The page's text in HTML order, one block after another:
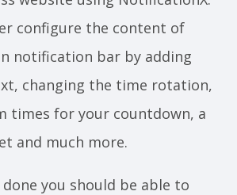
configure the content of
notification bar by adding
changing the time rotation,
times for your countdown, a
and much more.
you should be able to